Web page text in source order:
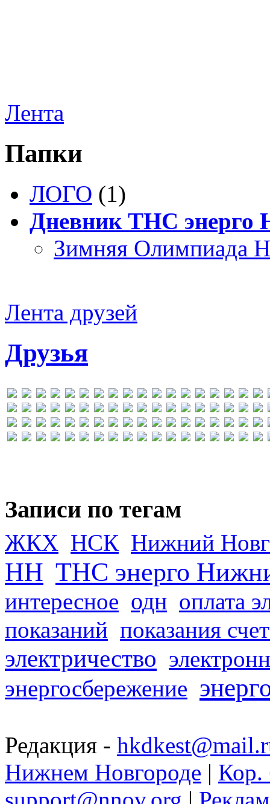
Лента
Папки
ЛОГО (1)
Дневник ТНС энерго
Зимняя Олимпиада
Лента друзей
Друзья
Записи по тегам
ЖКХ НСК Нижний
НН ТНС энерго
интересное одн оплата
показаний показания
электричество
энергосбережение
Редакция -
Нижнем Новгороде | Кор.